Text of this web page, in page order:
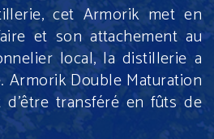
cet Armorik met en
et son attachement au
local, la distillerie a
Armorik Double Maturation
transféré en fûts de